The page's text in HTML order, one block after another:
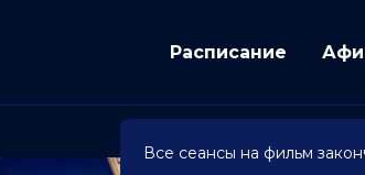
Расписание
Все сеансы на фильм